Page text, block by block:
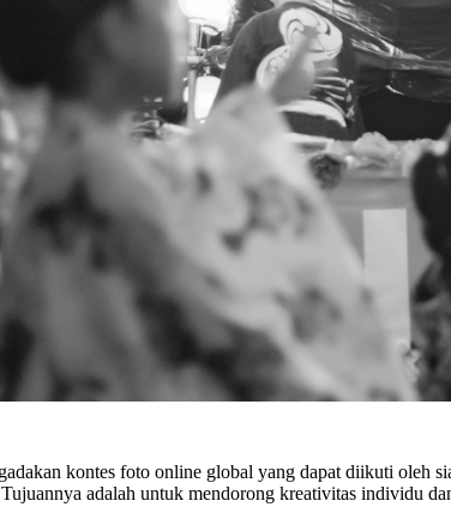
kontes foto online global yang dapat diikuti oleh
adalah untuk mendorong kreativitas individu